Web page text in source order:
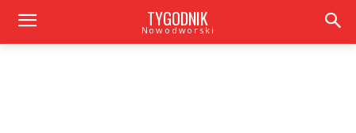
TYGODNIK
Nowodworski